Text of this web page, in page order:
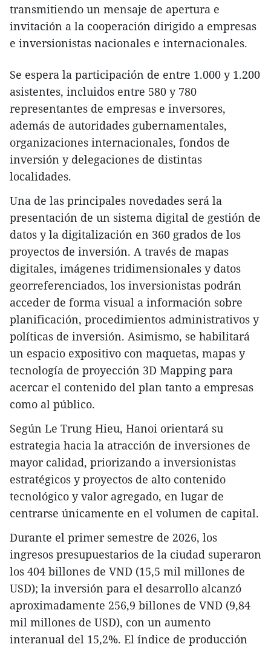
transmitiendo un mensaje de apertura e
invitación a la cooperación dirigido a empresas
e inversionistas nacionales e internacionales.
Se espera la participación de entre 1.000 y 1.200
asistentes, incluidos entre 580 y 780
representantes de empresas e inversores,
además de autoridades gubernamentales,
organizaciones internacionales, fondos de
inversión y delegaciones de distintas
localidades.
Una de las principales novedades será la
presentación de un sistema digital de gestión de
datos y la digitalización en 360 grados de los
proyectos de inversión. A través de mapas
digitales, imágenes tridimensionales y datos
georreferenciados, los inversionistas podrán
acceder de forma visual a información sobre
planificación, procedimientos administrativos y
políticas de inversión. Asimismo, se habilitará
un espacio expositivo con maquetas, mapas y
tecnología de proyección 3D Mapping para
acercar el contenido del plan tanto a empresas
como al público.
Según Le Trung Hieu, Hanoi orientará su
estrategia hacia la atracción de inversiones de
mayor calidad, priorizando a inversionistas
estratégicos y proyectos de alto contenido
tecnológico y valor agregado, en lugar de
centrarse únicamente en el volumen de capital.
Durante el primer semestre de 2026, los
ingresos presupuestarios de la ciudad superaron
los 404 billones de VND (15,5 mil millones de
USD); la inversión para el desarrollo alcanzó
aproximadamente 256,9 billones de VND (9,84
mil millones de USD), con un aumento
interanual del 15,2%. El índice de producción